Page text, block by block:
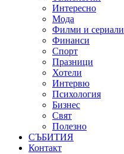
Интересно
Мода
Филми и сериали
Финанси
Спорт
Празници
Хотели
Интервю
Психология
Бизнес
Свят
Полезно
СЪБИТИЯ
Контакт